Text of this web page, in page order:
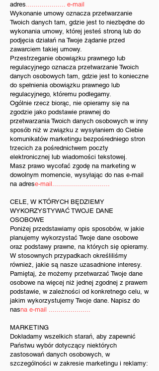
adres.................... e-mail
Wykonanie umowy oznacza przetwarzanie
Twoich danych tam, gdzie jest to niezbędne do
wykonania umowy, której jesteś stroną lub do
podjęcia działań na Twoje żądanie przed
zawarciem takiej umowy.
Przestrzeganie obowiązku prawnego lub
regulacyjnego oznacza przetwarzanie Twoich
danych osobowych tam, gdzie jest to konieczne
do spełnienia obowiązku prawnego lub
regulacyjnego, któremu podlegamy.
Ogólnie rzecz biorąc, nie opieramy się na
zgodzie jako podstawie prawnej do
przetwarzania Twoich danych osobowych w inny
sposób niż w związku z wysyłaniem do Ciebie
komunikatów marketingu bezpośredniego stron
trzecich za pośrednictwem poczty
elektronicznej lub wiadomości tekstowej.
Masz prawo wycofać zgodę na marketing w
dowolnym momencie, wysyłając do nas e-mail
na adrese-mail.............................
CELE, W KTÓRYCH BĘDZIEMY
WYKORZYSTYWAĆ TWOJE DANE
OSOBOWE
Poniżej przedstawiamy opis sposobów, w jakie
planujemy wykorzystać Twoje dane osobowe
oraz podstawy prawne, na których się opieramy.
W stosownych przypadkach określiliśmy
również, jakie są nasze uzasadnione interesy.
Pamiętaj, że możemy przetwarzać Twoje dane
osobowe na więcej niż jednej zgodnej z prawem
podstawie, w zależności od konkretnego celu, w
jakim wykorzystujemy Twoje dane. Napisz do
nasna e-mail .....................
MARKETING
Dokładamy wszelkich starań, aby zapewnić
Państwu wybór dotyczący niektórych
zastosowań danych osobowych, w
szczególności w zakresie marketingu i reklamy: